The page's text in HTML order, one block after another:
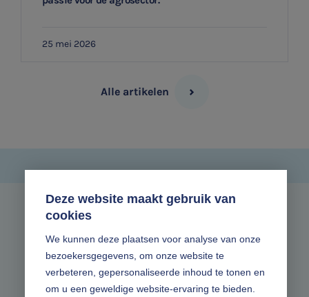
Deze website maakt gebruik van
cookies
We kunnen deze plaatsen voor analyse van onze
bezoekersgegevens, om onze website te
verbeteren, gepersonaliseerde inhoud te tonen en
om u een geweldige website-ervaring te bieden.
25 mei 2026
Alle artikelen
Volg ons online